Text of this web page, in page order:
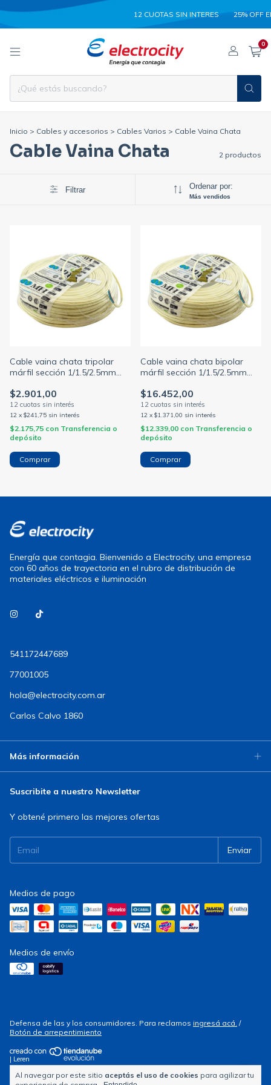
12 CUOTAS SIN INTERES 25% OFF
0
Al navegar por este sitio aceptás el uso de cookies para agilizar tu
Inicio > Cables y accesorios > Cables Varios > Cable Vaina Chata
Cable Vaina Chata 2 productos
Filtrar Ordenar por:
Más vendidos
Cable vaina chata tripolar
márfil sección 1/1.5/2.5mm
$2.901,00
12 x $241,75 sin interés
$2.175,75 con Transferencia o
depósito
Comprar
Cable vaina chata bipolar
márfil sección 1/1.5/2.5mm
$16.452,00
12 x $1.371,00 sin interés
$12.339,00 con Transferencia o
depósito
Comprar
Energía que contagia. Bienvenido a Electrocity, una empresa
con 60 años de trayectoria en el rubro de distribución de
materiales eléctricos e iluminación
541172447689
77001005
hola@electrocity.com.ar
Carlos Calvo 1860
Más información
Suscribite a nuestro Newsletter
Y obtené primero las mejores ofertas
Medios de pago
Medios de envío
Defensa de las y los consumidores. Para reclamos ingresá acá. /
Botón de arrepentimiento
| Leren
Copyright Electrocity - 2026. Todos los derechos reservados.